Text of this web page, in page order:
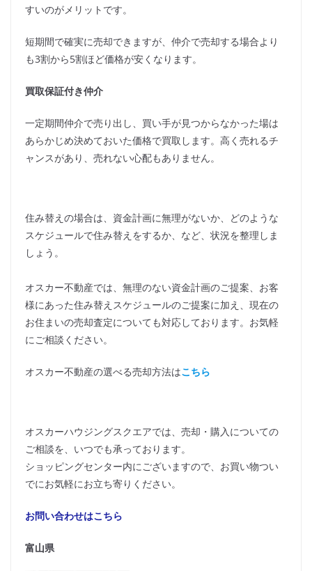
すいのがメリットです。
短期間で確実に売却できますが、仲介で売却する場合より
も3割から5割ほど価格が安くなります。
買取保証付き仲介
一定期間仲介で売り出し、買い手が見つからなかった場は
あらかじめ決めておいた価格で買取します。高く売れるチ
ャンスがあり、売れない心配もありません。
住み替えの場合は、資金計画に無理がないか、どのような
スケジュールで住み替えをするか、など、状況を整理しま
しょう。
オスカー不動産では、無理のない資金計画のご提案、お客
様にあった住み替えスケジュールのご提案に加え、現在の
お住まいの売却査定についても対応しております。お気軽
にご相談ください。
オスカー不動産の選べる売却方法はこちら
オスカーハウジングスクエアでは、売却・購入についての
ご相談を、いつでも承っております。
ショッピングセンター内にございますので、お買い物つい
でにお気軽にお立ち寄りください。
お問い合わせはこちら
富山県